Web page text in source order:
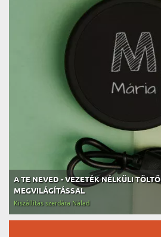
A TE NEVED - VEZETÉK NÉLKÜLI TÖLTŐ
MEGVILÁGÍTÁSSAL
Kiszállítás szerdára Nálad